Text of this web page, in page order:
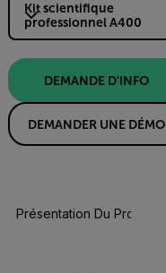
Kit scientifique
professionnel A400
DEMANDE D'INFO
DEMANDER UNE DÉMO
Présentation Du Produit